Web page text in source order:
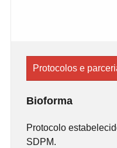
Protocolos e
Bioforma
Protocolo
SDPM.